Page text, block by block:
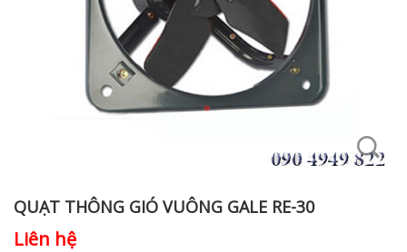
QUẠT THÔNG GIÓ VUÔNG GALE RE-30
Liên hệ